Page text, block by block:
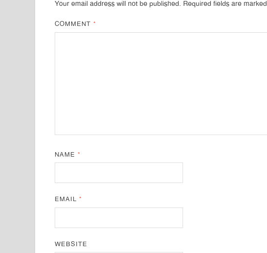
Your email address will not be published. Required fields are marked
COMMENT*
NAME*
EMAIL*
WEBSITE